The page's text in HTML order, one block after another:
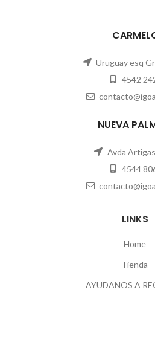
Uruguay esq
4542
NUEVA
Avda
4544
LINKS
Home
Tienda
AYUDANOS A